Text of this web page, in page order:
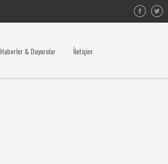
Haberler & Duyurular İletişim